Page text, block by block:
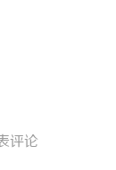
评论